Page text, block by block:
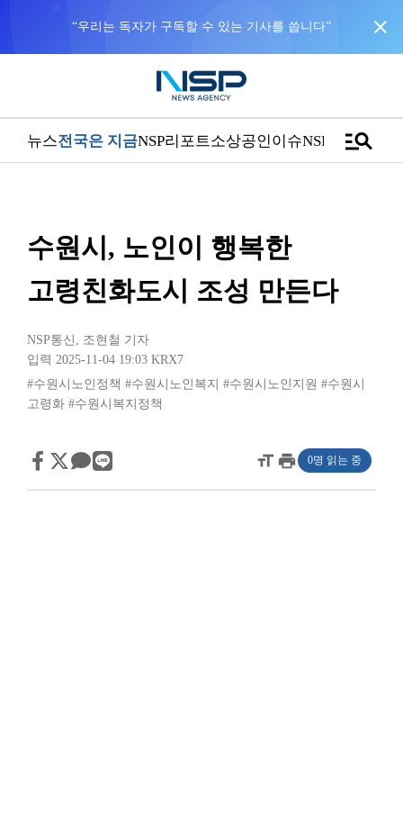
“우리는 독자가 구독할 수 있는 기사를 씁니다” close
뉴스전국은 지금NSP리포트소상공인이슈NSPTVmanage_search
수원시, 노인이 행복한
고령친화도시 조성 만든다
NSP통신 , 조현철 기자
입력 2025-11-04 19:03 KRX7
#수원시노인정책 #수원시노인복지 #수원시노인지원 #수원시
고령화 #수원시복지정책
format_sizeprint 0명 읽는 중